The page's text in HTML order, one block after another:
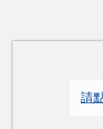
請